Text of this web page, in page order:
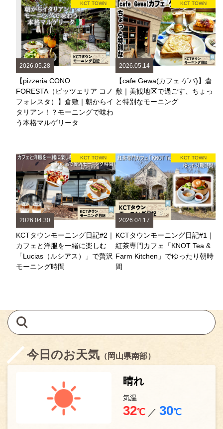
KCT TOWN
2026.05.28
【pizzeria CONO
FORESTA（ピッツェリア コノ
フォレスタ）】倉敷｜朝からイ
タリアン！？モーニングで味わ
う本格マルゲリータ
KCT TOWN
2026.05.14
【cafe Gewa(カフェ ゲバ)】倉
敷｜美観地区で過ごす、ちょっ
と特別なモーニング
KCT TOWN
2026.04.30
KCTタウンモーニング日記#2｜
カフェと洋服を一緒に楽しむ
「Lucias（ルシアス）」で贅沢
モーニング時間
KCT TOWN
2026.04.17
KCTタウンモーニング日記#1｜
紅茶専門カフェ「KNOT Tea &
Farm Kitchen」でゆったり朝時
間
今日のお天気 （岡山県南部）
晴れ
気温
32℃ ／ 30℃